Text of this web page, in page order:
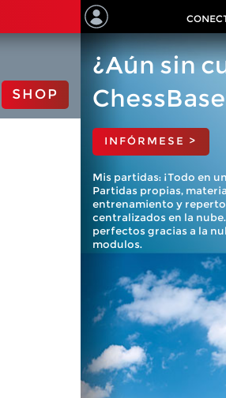
SHOP
¿Aún sin
INFÓRMESE >
Mis partidas: ¡Todo en
Partidas propias,
entrenamiento y
centralizados en la
perfectos gracias a la
modulos.